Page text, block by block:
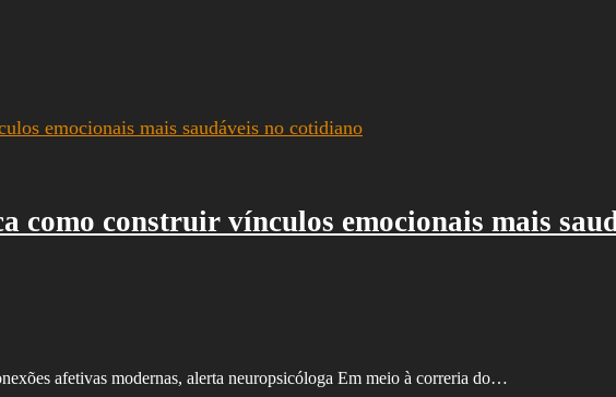
como construir vínculos emocionais mais
afetivas modernas, alerta neuropsicóloga Em meio à correria do…